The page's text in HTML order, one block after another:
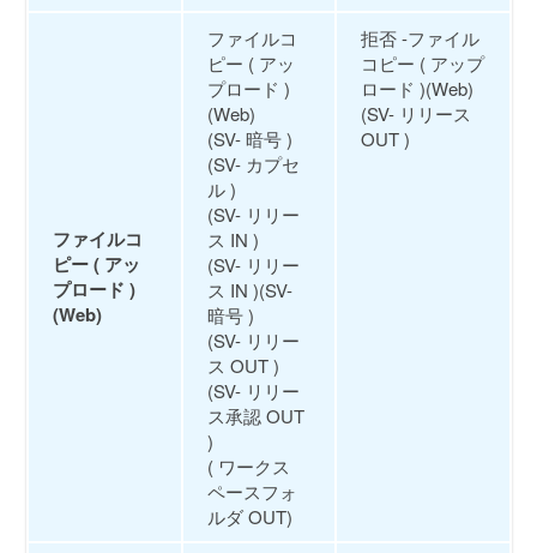
ファイルコ
ピー ( アッ
プロード )
(Web)
ファイルコ
ピー ( アッ
プロード )
(Web)
(SV- 暗号 )
(SV- カプセ
ル )
(SV- リリー
ス IN )
(SV- リリー
ス IN )(SV-
暗号 )
(SV- リリー
ス OUT )
(SV- リリー
ス承認 OUT
)
( ワークス
ペースフォ
ルダ OUT)
拒否 -ファイル
コピー ( アップ
ロード )(Web)
(SV- リリース
OUT )